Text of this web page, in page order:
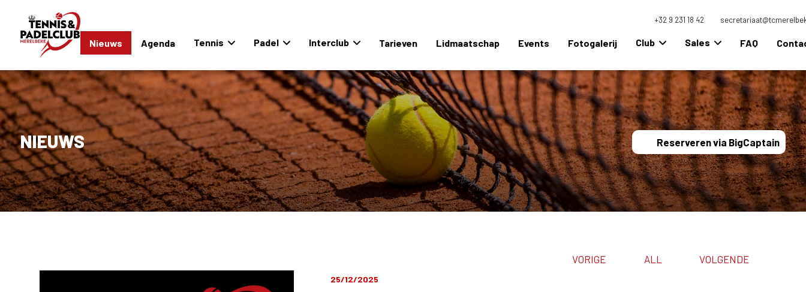
+32 9 231 18 42
Nieuws Agenda Tennis Padel Interclub Tarieven Lidmaatschap Events Fotogalerij Club Sales FAQ
NIEUWS Reserveren via BigCaptain
VORIGE ALL VOLGENDE
25/12/2025